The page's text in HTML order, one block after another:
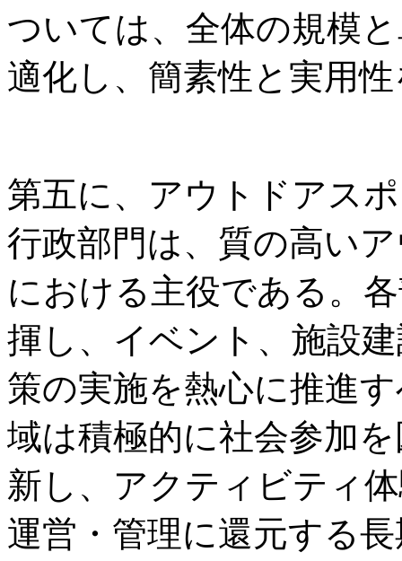
ついては、全体の規模
適化し、簡素性と実用
第五に、アウトドアス
行政部門は、質の高い
における主役である。
揮し、イベント、施設
策の実施を熱心に推進
域は積極的に社会参加
新し、アクティビティ
運営・管理に還元する